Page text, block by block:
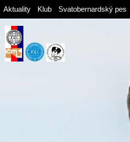
Aktuality Klub Svatobernardský pes